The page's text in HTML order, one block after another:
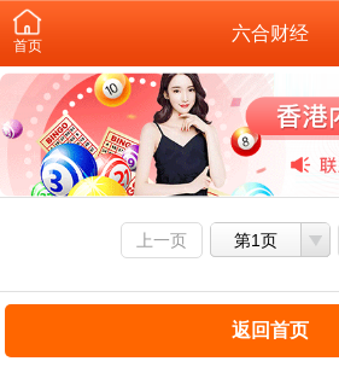
首页
六合财经
上一页 第1页
返回首页